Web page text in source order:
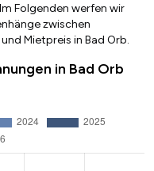
Folgenden werfen wir
zwischen
Mietpreis in Bad Orb.
in Bad Orb